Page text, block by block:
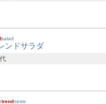
salad
ンドサラダ
trendnews